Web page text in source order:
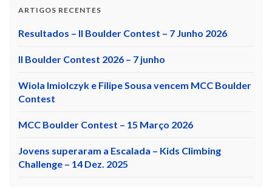
ARTIGOS RECENTES
Resultados – II Boulder Contest – 7 Junho 2026
II Boulder Contest 2026 – 7 junho
Wiola Imiolczyk e Filipe Sousa vencem MCC Boulder
Contest
MCC Boulder Contest – 15 Março 2026
Jovens superaram a Escalada – Kids Climbing
Challenge – 14 Dez. 2025